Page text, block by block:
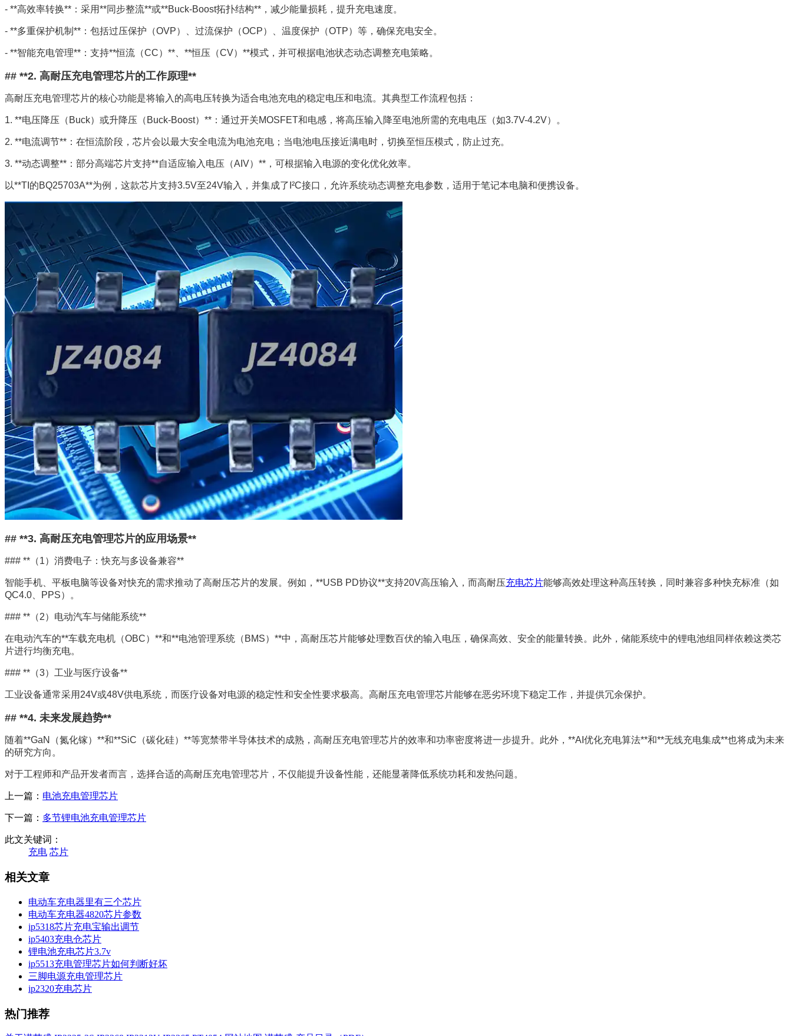
- **高效率转换**：采用**同步整流**或**Buck-Boost拓扑结构**，减少能量损耗，提升充电速度。
- **多重保护机制**：包括过压保护（OVP）、过流保护（OCP）、温度保护（OTP）等，确保充电安全。
- **智能充电管理**：支持**恒流（CC）**、**恒压（CV）**模式，并可根据电池状态动态调整充电策略。
## **2. 高耐压充电管理芯片的工作原理**
高耐压充电管理芯片的核心功能是将输入的高电压转换为适合电池充电的稳定电压和电流。其典型工作流程包括：
1. **电压降压（Buck）或升降压（Buck-Boost）**：通过开关MOSFET和电感，将高压输入降至电池所需的充电电压（如3.7V-4.2V）。
2. **电流调节**：在恒流阶段，芯片会以最大安全电流为电池充电；当电池电压接近满电时，切换至恒压模式，防止过充。
3. **动态调整**：部分高端芯片支持**自适应输入电压（AIV）**，可根据输入电源的变化优化效率。
以**TI的BQ25703A**为例，这款芯片支持3.5V至24V输入，并集成了I²C接口，允许系统动态调整充电参数，适用于笔记本电脑和便携设备。
## **3. 高耐压充电管理芯片的应用场景**
### **（1）消费电子：快充与多设备兼容**
智能手机、平板电脑等设备对快充的需求推动了高耐压芯片的发展。例如，**USB PD协议**支持20V高压输入，而高耐压充电芯片能够高效处理这种高压转换，同时兼容多种快充标准（如
QC4.0、PPS）。
### **（2）电动汽车与储能系统**
在电动汽车的**车载充电机（OBC）**和**电池管理系统（BMS）**中，高耐压芯片能够处理数百伏的输入电压，确保高效、安全的能量转换。此外，储能系统中的锂电池组同样依赖这类芯
片进行均衡充电。
### **（3）工业与医疗设备**
工业设备通常采用24V或48V供电系统，而医疗设备对电源的稳定性和安全性要求极高。高耐压充电管理芯片能够在恶劣环境下稳定工作，并提供冗余保护。
## **4. 未来发展趋势**
随着**GaN（氮化镓）**和**SiC（碳化硅）**等宽禁带半导体技术的成熟，高耐压充电管理芯片的效率和功率密度将进一步提升。此外，**AI优化充电算法**和**无线充电集成**也将成为未来
的研究方向。
对于工程师和产品开发者而言，选择合适的高耐压充电管理芯片，不仅能提升设备性能，还能显著降低系统功耗和发热问题。
上一篇： 电池充电管理芯片
下一篇： 多节锂电池充电管理芯片
此文关键词：
充电 芯片
相关文章
电动车充电器里有三个芯片
电动车充电器4820芯片参数
ip5318芯片充电宝输出调节
ip5403充电仓芯片
锂电池充电芯片3.7v
ip5513充电管理芯片如何判断好坏
三脚电源充电管理芯片
ip2320充电芯片
热门推荐